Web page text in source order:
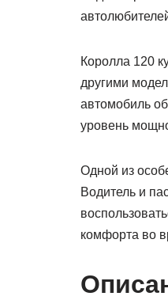
Королла 120
другими
автомобиль
уровень
Одной из
Водитель и
комфорта во